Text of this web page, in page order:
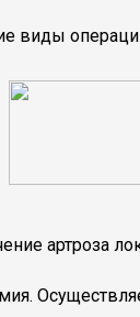
виды
артроза